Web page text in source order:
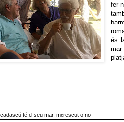
fer-
és
mar
cadascú té el seu mar, merescut o no